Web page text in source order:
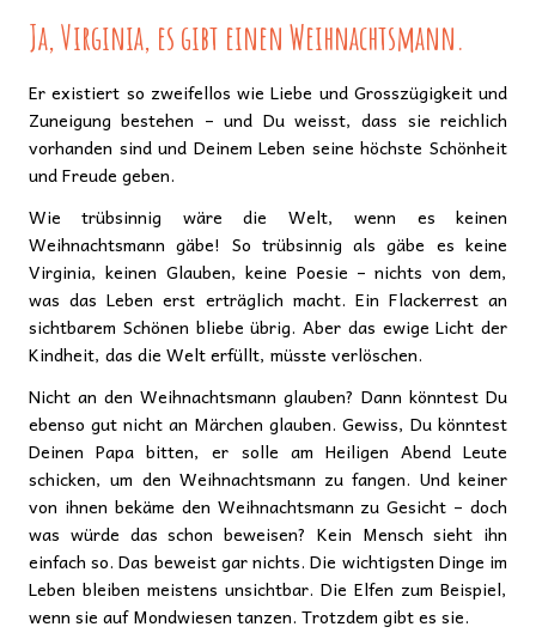
Ja, Virginia, es gibt einen Weihnachtsmann.
Er existiert so zweifellos wie Liebe und Grosszügigkeit und
Zuneigung bestehen – und Du weisst, dass sie reichlich
vorhanden sind und Deinem Leben seine höchste Schönheit
und Freude geben.
Wie trübsinnig wäre die Welt, wenn es keinen
Weihnachtsmann gäbe! So trübsinnig als gäbe es keine
Virginia, keinen Glauben, keine Poesie – nichts von dem,
was das Leben erst erträglich macht. Ein Flackerrest an
sichtbarem Schönen bliebe übrig. Aber das ewige Licht der
Kindheit, das die Welt erfüllt, müsste verlöschen.
Nicht an den Weihnachtsmann glauben? Dann könntest Du
ebenso gut nicht an Märchen glauben. Gewiss, Du könntest
Deinen Papa bitten, er solle am Heiligen Abend Leute
schicken, um den Weihnachtsmann zu fangen. Und keiner
von ihnen bekäme den Weihnachtsmann zu Gesicht – doch
was würde das schon beweisen? Kein Mensch sieht ihn
einfach so. Das beweist gar nichts. Die wichtigsten Dinge im
Leben bleiben meistens unsichtbar. Die Elfen zum Beispiel,
wenn sie auf Mondwiesen tanzen. Trotzdem gibt es sie.